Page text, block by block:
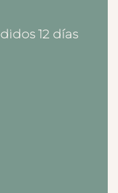
12 días